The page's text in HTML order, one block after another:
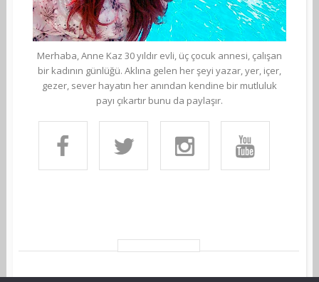
Merhaba, Anne Kaz 30 yıldır evli, üç çocuk annesi, çalışan
bir kadının günlüğü. Aklına gelen her şeyi yazar, yer, içer,
gezer, sever hayatın her anından kendine bir mutluluk
payı çıkartır bunu da paylaşır.